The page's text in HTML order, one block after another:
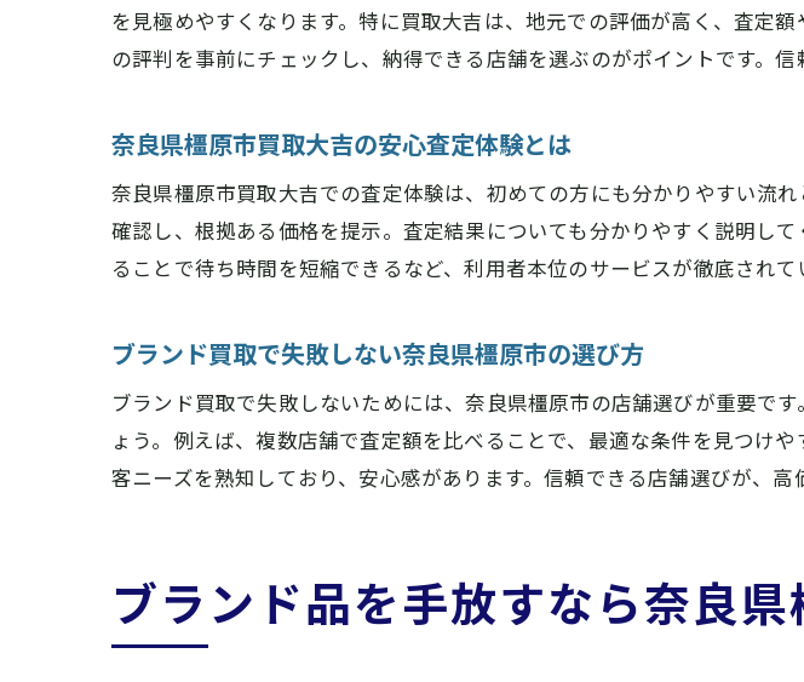
奈良県橿原市買取大
他店との違いを知る
口コミ評価でわかる
奈良県橿原市のブラ
奈良県橿原市買取大
奈良県橿原市買取大吉
買取大吉奈良県橿原市が
奈良県橿原市買取大
買取価格に納得でき
奈良県橿原市買取大
を見極めやすくなります。特に買取大吉は、地元での評価が高く、査定
の評判を事前にチェックし、納得できる店舗を選ぶのがポイントです。
奈良県橿原市買取大吉の安心査定体験とは
奈良県橿原市買取大吉での査定体験は、初めての方にも分かりやすい流
確認し、根拠ある価格を提示。査定結果についても分かりやすく説明し
ることで待ち時間を短縮できるなど、利用者本位のサービスが徹底されて
ブランド買取で失敗しない奈良県橿原市の選び方
ブランド買取で失敗しないためには、奈良県橿原市の店舗選びが重要で
ょう。例えば、複数店舗で査定額を比べることで、最適な条件を見つけ
客ニーズを熟知しており、安心感があります。信頼できる店舗選びが、高
ブランド品を手放すなら奈良